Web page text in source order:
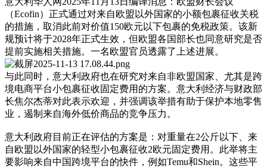
（Ecofin）正式通过对来自欧盟以外国家的小额包裹征收关税
的措施，取消此前对价值150欧元以下包裹的免税政策。该新
规预计将于2028年正式生效，但欧盟各国部长也同意研究是否
提前实施相关措施。一名欧盟官员透露了上述进展。
与此同时，意大利政府也在研究对来自非欧盟国家、尤其是跨
境电商平台小包裹征收固定费用的方案。意大利经济与财政部
长焦尔杰蒂对此表示欢迎，并强调该举措有助于保护本地零售
业，遏制来自海外低价商品的竞争压力。
意大利政府目前正在评估的方案是：对重量在2公斤以下、来
自欧盟以外国家的轻型小包裹征收2欧元固定费用。此举将主
要影响来自中国跨境平台的快件，例如Temu和Shein。这些平